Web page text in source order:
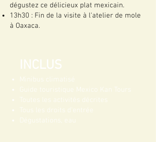
dégustez ce délicieux plat mexicain.
13h30 : Fin de la visite à l'atelier de mole
à Oaxaca.
INCLUS
Minibus climatisé
Guide touristique Mexico Kan Tours
Toutes les activités décrites
Tous les droits d'entrée
Dégustations, eau